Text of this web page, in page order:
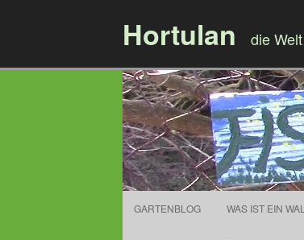
Hortulan die
GARTENBLOG WAS IST EIN